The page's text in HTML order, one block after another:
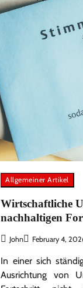
Allgemeiner Artikel
Wirtschaftliche
nachhaltigen
John February 4,
In einer sich
Ausrichtung von